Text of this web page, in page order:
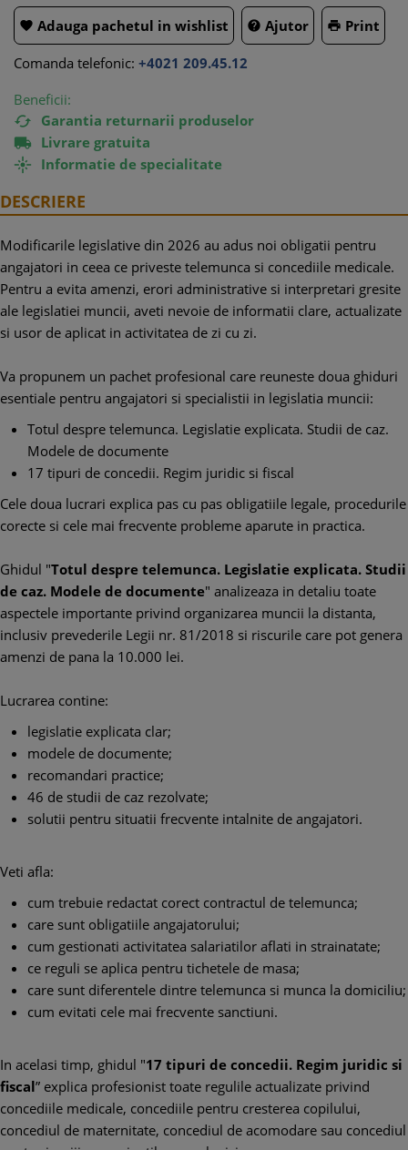
 Adauga pachetul in wishlist  Ajutor  Print
Comanda telefonic: +4021 209.45.12
Beneficii:
 Garantia returnarii produselor
 Livrare gratuita
 Informatie de specialitate
DESCRIERE
Modificarile legislative din 2026 au adus noi obligatii pentru
angajatori in ceea ce priveste telemunca si concediile medicale.
Pentru a evita amenzi, erori administrative si interpretari gresite
ale legislatiei muncii, aveti nevoie de informatii clare, actualizate
si usor de aplicat in activitatea de zi cu zi.
Va propunem un pachet profesional care reuneste doua ghiduri
esentiale pentru angajatori si specialistii in legislatia muncii:
Totul despre telemunca. Legislatie explicata. Studii de caz.
Modele de documente
17 tipuri de concedii. Regim juridic si fiscal
Cele doua lucrari explica pas cu pas obligatiile legale, procedurile
corecte si cele mai frecvente probleme aparute in practica.
Ghidul "Totul despre telemunca. Legislatie explicata. Studii
de caz. Modele de documente" analizeaza in detaliu toate
aspectele importante privind organizarea muncii la distanta,
inclusiv prevederile Legii nr. 81/2018 si riscurile care pot genera
amenzi de pana la 10.000 lei.
Lucrarea contine:
legislatie explicata clar;
modele de documente;
recomandari practice;
46 de studii de caz rezolvate;
solutii pentru situatii frecvente intalnite de angajatori.
Veti afla:
cum trebuie redactat corect contractul de telemunca;
care sunt obligatiile angajatorului;
cum gestionati activitatea salariatilor aflati in strainatate;
ce reguli se aplica pentru tichetele de masa;
care sunt diferentele dintre telemunca si munca la domiciliu;
cum evitati cele mai frecvente sanctiuni.
In acelasi timp, ghidul "17 tipuri de concedii. Regim juridic si
fiscal” explica profesionist toate regulile actualizate privind
concediile medicale, concediile pentru cresterea copilului,
concediul de maternitate, concediul de acomodare sau concediul